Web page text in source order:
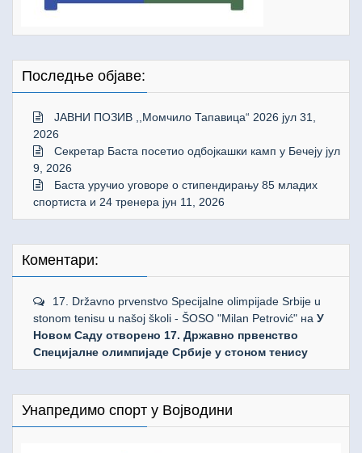
Последње објаве:
ЈАВНИ ПОЗИВ ,,Момчило Тапавица“ 2026 јул 31,
2026
Секретар Баста посетио одбојкашки камп у Бечеју јул
9, 2026
Баста уручио уговоре о стипендирању 85 младих
спортиста и 24 тренера јун 11, 2026
Коментари:
17. Državno prvenstvo Specijalne olimpijade Srbije u
stonom tenisu u našoj školi - ŠOSO "Milan Petrović" на У
Новом Саду отворено 17. Државно првенство
Специјалне олимпијаде Србије у стоном тенису
Унапредимо спорт у Војводини